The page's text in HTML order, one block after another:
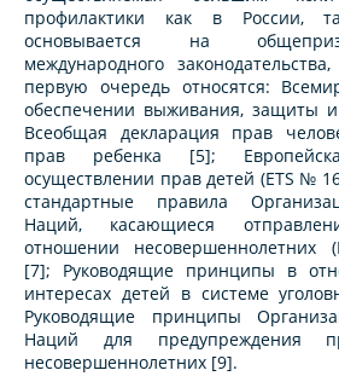
профилактики как в России,
основывается на
международного
первую очередь относятся:
обеспечении выживания, защиты
Всеобщая декларация прав
прав ребенка [5];
осуществлении прав детей (ETS №
стандартные правила
Наций, касающиеся
отношении несовершеннолетних
[7]; Руководящие принципы в
интересах детей в системе
Руководящие принципы
Наций для предупреждения
несовершеннолетних [9].